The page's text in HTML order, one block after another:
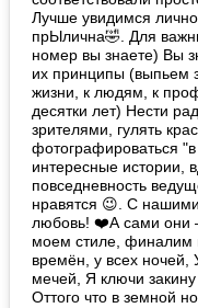
Лучше увидимся
прЫлична🤣. Для
номер вы знаете) Вы
их принципы (выпьем
жизни, к людям, к
десятки лет) Нести
зрителями, гулять
фотографироваться
интересные истории,
повседневность
нравятся 😉. С
любовь! ❤️А сами они
моем стиле, финалим
времён, у всех ночей,
мечей, Я ключи
Оттого что в земной